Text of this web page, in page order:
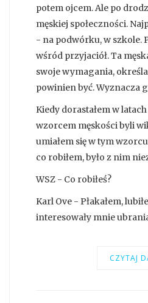
potem ojcem. Ale po
męskiej społeczności.
- na podwórku, w szkole.
wśród przyjaciół. Ta
swoje wymagania,
powinien być. Wyznacza
Kiedy dorastałem w
wzorcem męskości byli
umiałem się w tym
co robiłem, było z nim
WSZ - Co robiłeś?
Karl Ove - Płakałem,
interesowały mnie
CZYTAJ